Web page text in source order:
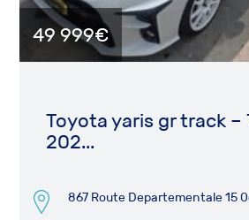
49 999€
Toyota yaris gr track –
202...
867 Route Departementale 15